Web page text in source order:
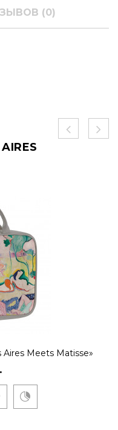
(0)
Aires Meets Matisse»